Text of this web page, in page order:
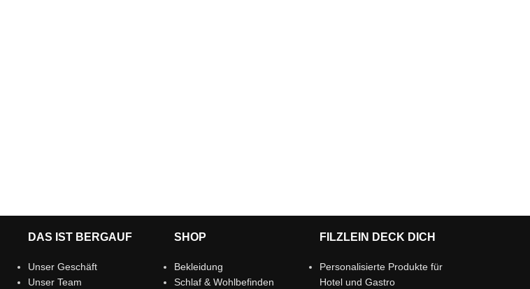
DAS IST BERGAUF
Unser Geschäft
Unser Team
SHOP
Bekleidung
Schlaf & Wohlbefinden
FILZLEIN DECK DICH
Personalisierte Produkte für
Hotel und Gastro